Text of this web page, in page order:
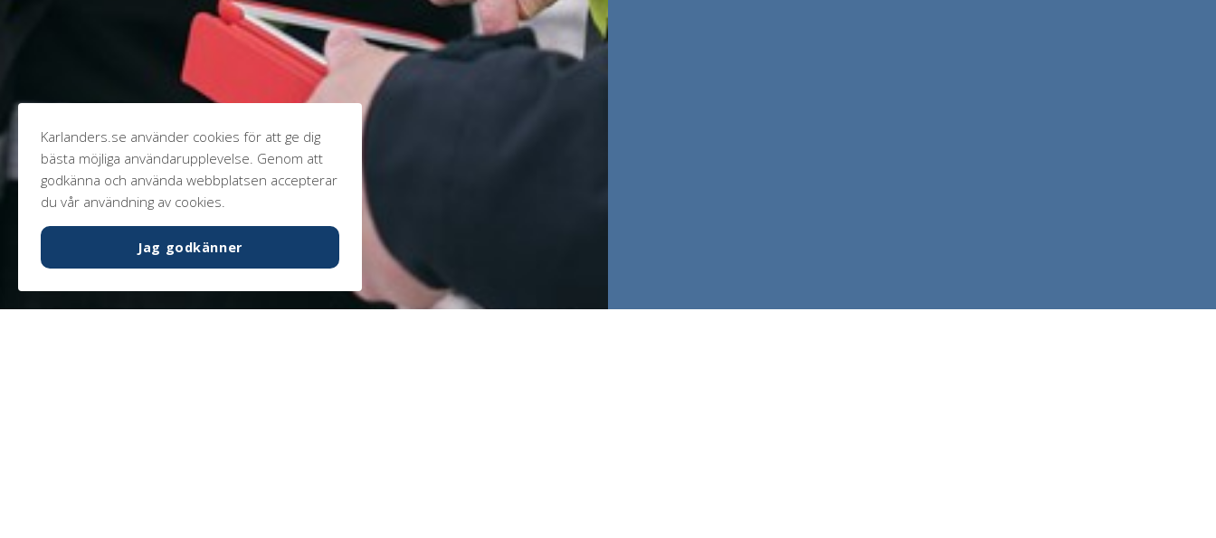
Karlanders.se använder cookies för att ge dig
bästa möjliga användarupplevelse. Genom att
godkänna och använda webbplatsen accepterar
du vår användning av cookies.
Jag godkänner